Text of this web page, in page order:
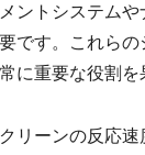
ントシステム
です。これらの
に重要な役割を
リーンの反応速